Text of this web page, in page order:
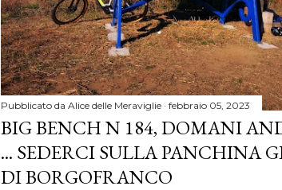
Pubblicato da Alice delle Meraviglie febbraio 05, 2023
BIG BENCH N 184, DOMANI
... SEDERCI SULLA PANCHINA
DI BORGOFRANCO